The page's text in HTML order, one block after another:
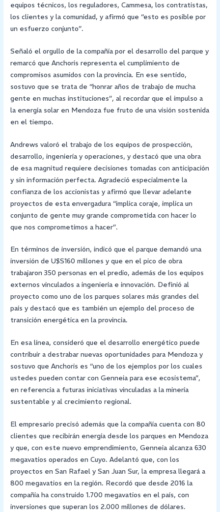
equipos técnicos, los reguladores, Cammesa, los contratistas,
los clientes y la comunidad, y afirmó que “esto es posible por
un esfuerzo conjunto”.
Señaló el orgullo de la compañía por el desarrollo del parque y
remarcó que Anchoris representa el cumplimiento de
compromisos asumidos con la provincia. En ese sentido,
sostuvo que se trata de “honrar años de trabajo de mucha
gente en muchas instituciones”, al recordar que el impulso a
la energía solar en Mendoza fue fruto de una visión sostenida
en el tiempo.
Andrews valoró el trabajo de los equipos de prospección,
desarrollo, ingeniería y operaciones, y destacó que una obra
de esa magnitud requiere decisiones tomadas con anticipación
y sin información perfecta. Agradeció especialmente la
confianza de los accionistas y afirmó que llevar adelante
proyectos de esta envergadura “implica coraje, implica un
conjunto de gente muy grande comprometida con hacer lo
que nos comprometimos a hacer”.
En términos de inversión, indicó que el parque demandó una
inversión de U$S160 millones y que en el pico de obra
trabajaron 350 personas en el predio, además de los equipos
externos vinculados a ingeniería e innovación. Definió al
proyecto como uno de los parques solares más grandes del
país y destacó que es también un ejemplo del proceso de
transición energética en la provincia.
En esa línea, consideró que el desarrollo energético puede
contribuir a destrabar nuevas oportunidades para Mendoza y
sostuvo que Anchoris es “uno de los ejemplos por los cuales
ustedes pueden contar con Genneia para ese ecosistema”,
en referencia a futuras iniciativas vinculadas a la minería
sustentable y al crecimiento regional.
El empresario precisó además que la compañía cuenta con 80
clientes que recibirán energía desde los parques en Mendoza
y que, con este nuevo emprendimiento, Genneia alcanza 630
megavatios operados en Cuyo. Adelantó que, con los
proyectos en San Rafael y San Juan Sur, la empresa llegará a
800 megavatios en la región. Recordó que desde 2016 la
compañía ha construido 1.700 megavatios en el país, con
inversiones que superan los 2.000 millones de dólares.